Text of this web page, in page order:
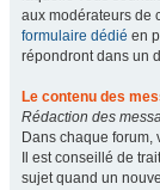
aux modérateurs de
formulaire dédié en
répondront dans un
Le contenu des
Rédaction des
Dans chaque
Il est conseillé de
sujet quand un